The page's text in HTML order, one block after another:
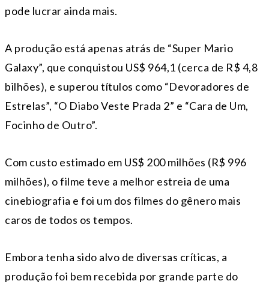
pode lucrar ainda mais.
A produção está apenas atrás de “Super Mario
Galaxy”, que conquistou US$ 964,1 (cerca de R$ 4,8
bilhões), e superou títulos como “Devoradores de
Estrelas”, “O Diabo Veste Prada 2” e “Cara de Um,
Focinho de Outro”.
Com custo estimado em US$ 200 milhões (R$ 996
milhões), o filme teve a melhor estreia de uma
cinebiografia e foi um dos filmes do gênero mais
caros de todos os tempos.
Embora tenha sido alvo de diversas críticas, a
produção foi bem recebida por grande parte do